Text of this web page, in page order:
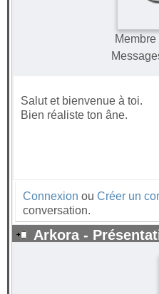
Salut et bienvenue à toi.
Bien réaliste ton âne.
Connexion ou Créer un
conversation.
Arkora -